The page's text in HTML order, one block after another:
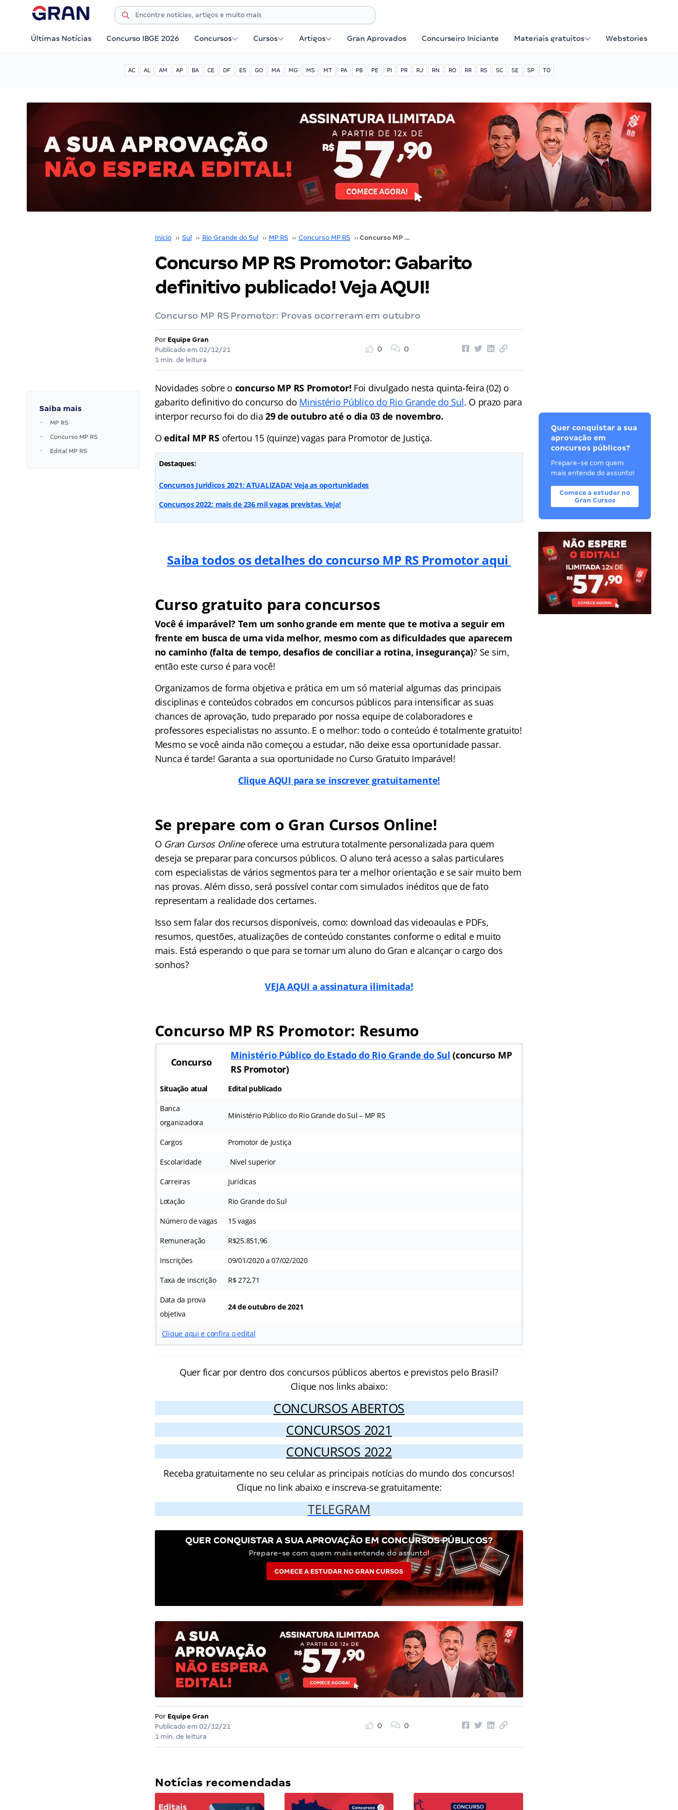
Últimas Notícias Concurso IBGE 2026 Concursos Cursos Artigos Gran Aprovados Concurseiro Iniciante Materiais gratuitos Webstories
AC AL AM AP BA CE DF ES GO MA MG MS MT PA PB PE PI PR RJ RN RO RR RS SC SE SP TO
Início ›› Sul ›› Rio Grande do Sul ›› MP RS ›› Concurso MP RS ›› Concurso MP RS Promotor: Gabarito definitivo publicado! Veja AQUI!
Concurso MP RS Promotor: Gabarito
definitivo publicado! Veja AQUI!
Concurso MP RS Promotor: Provas ocorreram em outubro
Por Equipe Gran
Publicado em 02/12/21
1 min. de leitura
0 0
Saiba mais
MP RS
Concurso MP RS
Edital MP RS
Novidades sobre o concurso MP RS Promotor! Foi divulgado nesta quinta-feira (02) o
gabarito definitivo do concurso do Ministério Público do Rio Grande do Sul. O prazo para
interpor recurso foi do dia29 de outubro até o dia 03 de novembro.
Oedital MP RSofertou 15 (quinze) vagas para Promotor de Justiça.
Destaques:
Concursos Jurídicos 2021: ATUALIZADA! Veja as oportunidades
Concursos 2022: mais de 236 mil vagas previstas. Veja!
Saiba todos os detalhes do concurso MP RS Promotor aqui
Curso gratuito para concursos
Você é imparável? Tem um sonho grande em mente que te motiva a seguir em
frente em busca de uma vida melhor, mesmo com as dificuldades que aparecem
no caminho (falta de tempo, desafios de conciliar a rotina, insegurança)? Se sim,
então este curso é para você!
Organizamos de forma objetiva e prática em um só material algumas das principais
disciplinas e conteúdos cobrados em concursos públicos para intensificar as suas
chances de aprovação, tudo preparado por nossa equipe de colaboradores e
professores especialistas no assunto. E o melhor: todo o conteúdo é totalmente gratuito!
Mesmo se você ainda não começou a estudar, não deixe essa oportunidade passar.
Nunca é tarde! Garanta a sua oportunidade no Curso Gratuito Imparável!
Clique AQUI para se inscrever gratuitamente!
Se prepare com o Gran Cursos Online!
O Gran Cursos Onlineoferece uma estrutura totalmente personalizada para quem
deseja se preparar para concursos públicos. O aluno terá acesso a salas particulares
com especialistas de vários segmentos para ter a melhor orientação e se sair muito bem
nas provas. Além disso, será possível contar com simulados inéditos que de fato
representam a realidade dos certames.
Isso sem falar dos recursos disponíveis, como: download das videoaulas e PDFs,
resumos, questões, atualizações de conteúdo constantes conforme o edital e muito
mais. Está esperando o que para se tornar um aluno do Gran e alcançar o cargo dos
sonhos?
VEJA AQUI a assinatura ilimitada!
Concurso MP RS Promotor: Resumo
Concurso
Ministério Público do Estado do Rio Grande do Sul (concurso MP
RS Promotor)
Situação atual Edital publicado
Banca
organizadora
Ministério Público do Rio Grande do Sul – MP RS
Cargos Promotor de Justiça
Escolaridade Nível superior
Carreiras Jurídicas
Lotação Rio Grande do Sul
Número de vagas 15 vagas
Remuneração R$25.851,96
Inscrições 09/01/2020 a 07/02/2020
Taxa de inscrição R$ 272,71
Data da prova
objetiva
24 de outubro de 2021
Clique aqui e confira o edital
Quer ficar por dentro dos concursos públicos abertos e previstos pelo Brasil?
Clique nos links abaixo:
CONCURSOS ABERTOS
CONCURSOS 2021
CONCURSOS 2022
Receba gratuitamente no seu celular as principais notícias do mundo dos concursos!
Clique no link abaixo e inscreva-se gratuitamente:
TELEGRAM
QUER CONQUISTAR A SUA APROVAÇÃO EM CONCURSOS PÚBLICOS?
Prepare-se com quem mais entende do assunto!
COMECE A ESTUDAR NO GRAN CURSOS
Por Equipe Gran
Publicado em 02/12/21
1 min. de leitura
0 0
Notícias recomendadas
Quer conquistar a sua
aprovação em
concursos públicos?
Prepare-se com quem
mais entende do assunto!
Comece a estudar no
Gran Cursos